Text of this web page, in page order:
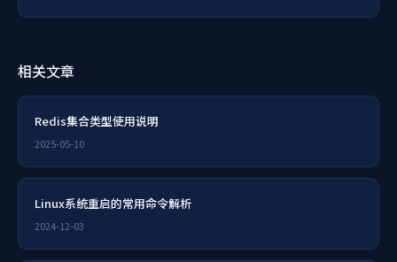
相关文章
Redis集合类型使用说明
2025-05-10
Linux系统重启的常用命令解析
2024-12-03